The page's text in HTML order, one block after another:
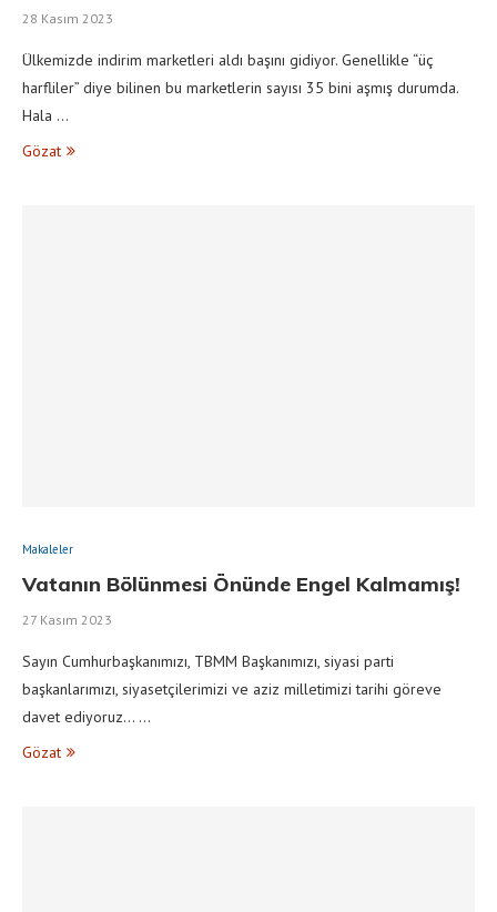
28 Kasım 2023
Ülkemizde indirim marketleri aldı başını gidiyor. Genellikle “üç
harfliler” diye bilinen bu marketlerin sayısı 35 bini aşmış durumda.
Hala …
Gözat
Makaleler
Vatanın Bölünmesi Önünde Engel Kalmamış!
27 Kasım 2023
Sayın Cumhurbaşkanımızı, TBMM Başkanımızı, siyasi parti
başkanlarımızı, siyasetçilerimizi ve aziz milletimizi tarihi göreve
davet ediyoruz… …
Gözat